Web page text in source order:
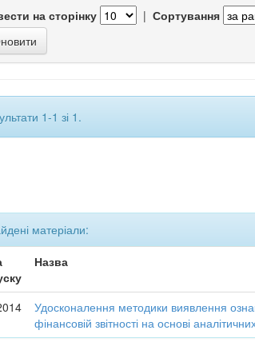
на сторінку | Сортування
1-1 зі 1.
матеріали:
Назва
Удосконалення методики виявлення
фінансовій звітності на основі